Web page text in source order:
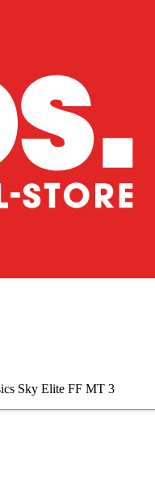
Sky Elite FF MT 3